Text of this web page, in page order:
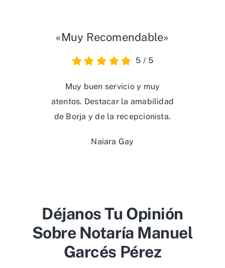
«Muy Recomendable»
5 / 5
Muy buen servicio y muy
atentos. Destacar la amabilidad
de Borja y de la recepcionista.
Naiara Gay
Déjanos Tu Opinión
Sobre Notaría Manuel
Garcés Pérez